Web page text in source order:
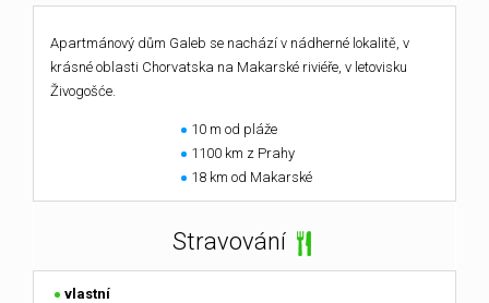
Apartmánový dům Galeb se nachází v nádherné lokalitě, v
krásné oblasti Chorvatska na Makarské riviéře, v letovisku
Živogošće.
10 m od pláže
1100 km z Prahy
18 km od Makarské
Stravování
vlastní